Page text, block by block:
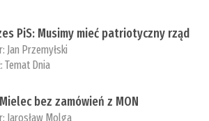
PiS: Musimy mieć patriotyczny rząd
Jan Przemyłski
Temat Dnia
bez zamówień z MON
Jarosław Molga